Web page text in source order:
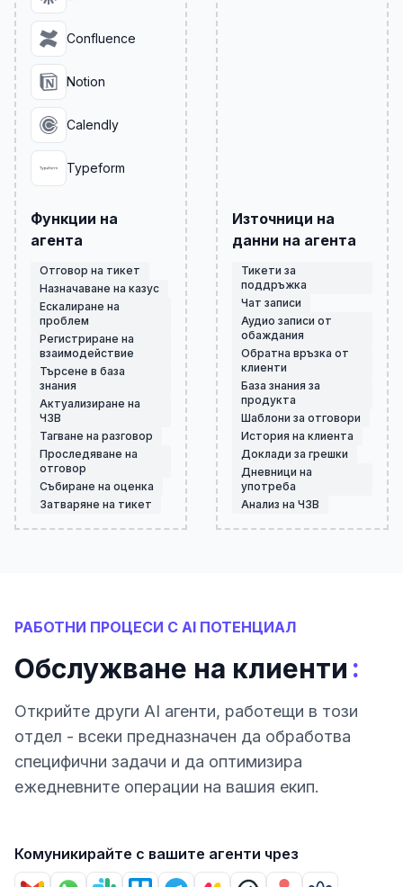
Confluence
Notion
Calendly
Typeform
Функции на
агента
Отговор на тикет
Назначаване на казус
Ескалиране на
проблем
Регистриране на
взаимодействие
Търсене в база
знания
Актуализиране на
ЧЗВ
Тагване на разговор
Проследяване на
отговор
Събиране на оценка
Затваряне на тикет
Източници на
данни на агента
Тикети за
поддръжка
Чат записи
Аудио записи от
обаждания
Обратна връзка от
клиенти
База знания за
продукта
Шаблони за отговори
История на клиента
Доклади за грешки
Дневници на
употреба
Анализ на ЧЗВ
РАБОТНИ ПРОЦЕСИ С AI ПОТЕНЦИАЛ
Обслужване на клиенти :
Открийте други AI агенти, работещи в този
отдел - всеки предназначен да обработва
специфични задачи и да оптимизира
ежедневните операции на вашия екип.
Комуникирайте с вашите агенти чрез